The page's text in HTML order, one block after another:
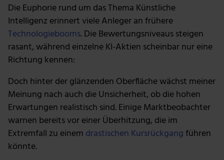
Die Euphorie rund um das Thema Künstliche
Intelligenz erinnert viele Anleger an frühere
Technologiebooms. Die Bewertungsniveaus steigen
rasant, während einzelne KI-Aktien scheinbar nur eine
Richtung kennen:
Doch hinter der glänzenden Oberfläche wächst meiner
Meinung nach auch die Unsicherheit, ob die hohen
Erwartungen realistisch sind. Einige Marktbeobachter
warnen bereits vor einer Überhitzung, die im
Extremfall zu einem drastischen Kursrückgangführen
könnte.